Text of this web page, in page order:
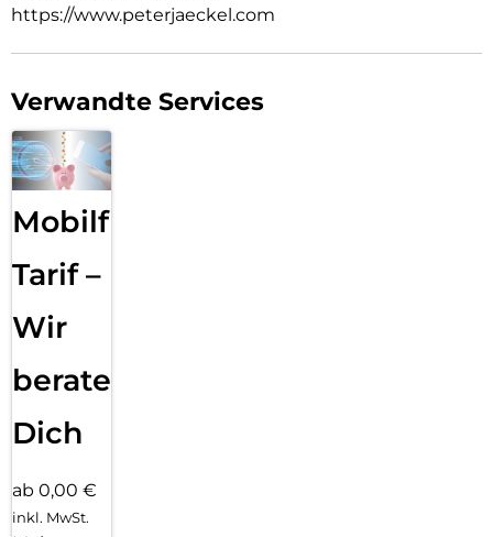
https://www.peterjaeckel.com
Verwandte Services
Mobilfunk
Tarif –
Wir
beraten
Dich
ab 0,00 €
inkl. MwSt.